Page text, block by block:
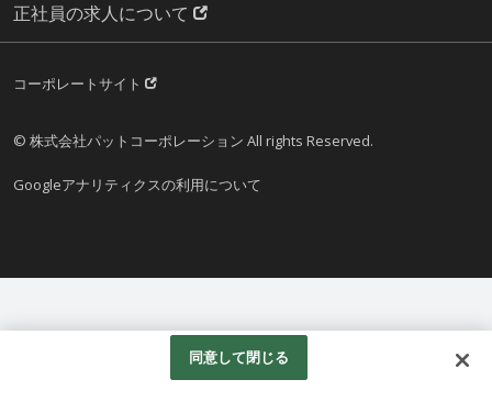
正社員の求人について
コーポレートサイト
© 株式会社パットコーポレーション All rights Reserved.
Googleアナリティクスの利用について
同意して閉じる